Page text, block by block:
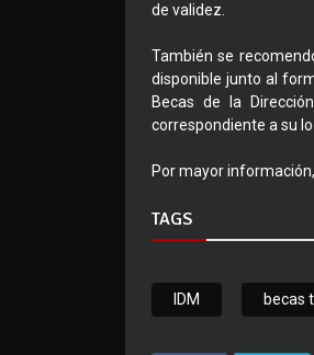
de validez.
También se
disponible junto al
Becas de la
correspondiente a su
Por mayor
TAGS
IDM becas